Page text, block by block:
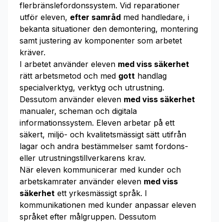
flerbränslefordonssystem. Vid reparationer
utför eleven, efter samråd med handledare, i
bekanta situationer den demontering, montering
samt justering av komponenter som arbetet
kräver.
I arbetet använder eleven med viss säkerhet
rätt arbetsmetod och med gott handlag
specialverktyg, verktyg och utrustning.
Dessutom använder eleven med viss säkerhet
manualer, scheman och digitala
informationssystem. Eleven arbetar på ett
säkert, miljö- och kvalitetsmässigt sätt utifrån
lagar och andra bestämmelser samt fordons-
eller utrustningstillverkarens krav.
När eleven kommunicerar med kunder och
arbetskamrater använder eleven med viss
säkerhet ett yrkesmässigt språk. I
kommunikationen med kunder anpassar eleven
språket efter målgruppen. Dessutom